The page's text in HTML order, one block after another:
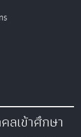
ร
ลเข้าศึกษา